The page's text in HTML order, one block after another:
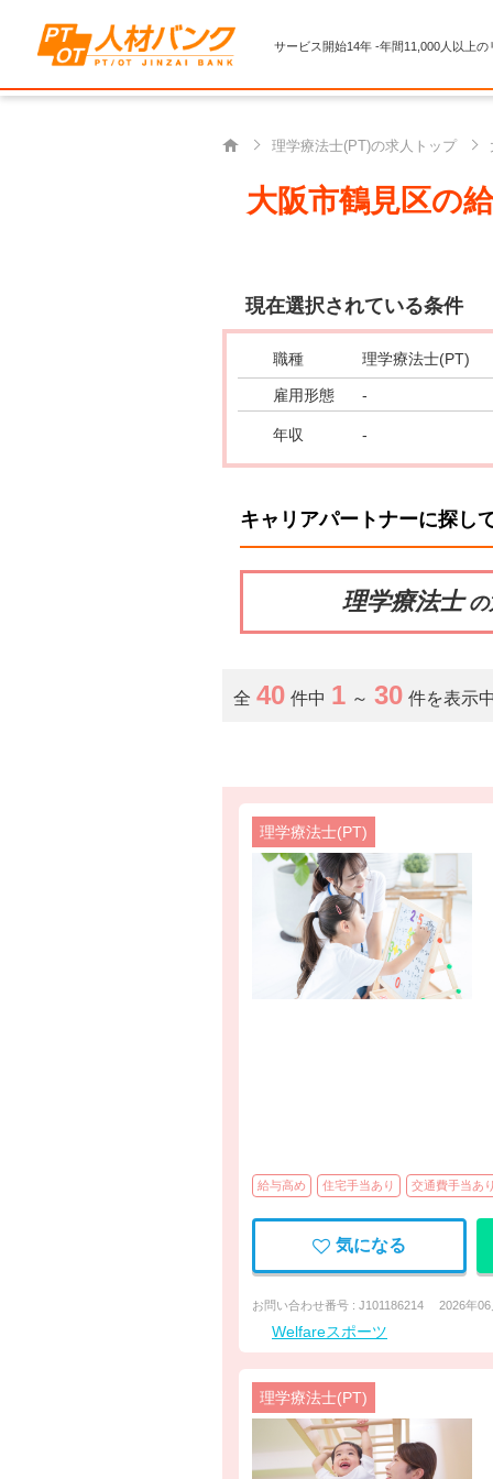
サービス開始14年 -年間11,000人以上の
理学療法士(PT)の求人トップ
大阪市鶴見区の
現在選択されている条件
職種 理学療法士(PT)
雇用形態 -
年収 -
キャリアパートナーに探し
理学療法士 の
全 40 件中 1 ～ 30 件を表示
理学療法士(PT)
給与高め 住宅手当あり 交通費手当あ
気になる
お問い合わせ番号 : J101186214 2026年
Welfareスポーツ
理学療法士(PT)